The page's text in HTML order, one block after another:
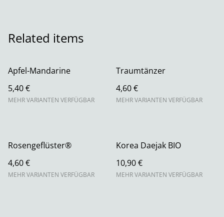
Related items
Apfel-Mandarine
5,40 €
MEHR VARIANTEN VERFÜGBAR
Traumtänzer
4,60 €
MEHR VARIANTEN VERFÜGBAR
Rosengeflüster®
4,60 €
MEHR VARIANTEN VERFÜGBAR
Korea Daejak BIO
10,90 €
MEHR VARIANTEN VERFÜGBAR